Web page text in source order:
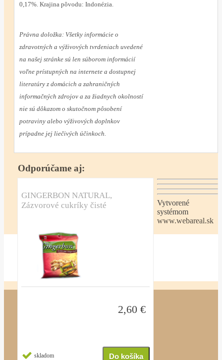
0,17%. Krajina pôvodu: Indonézia.
Právna doložka: Všetky informácie o
zdravotných a výživových tvrdeniach uvedené
na našej stránke sú len súborom informácií
voľne prístupných na internete a dostupnej
literatúry z domácich a zahraničných
informačných zdrojov a za žiadnych okolností
nie sú dôkazom o skutočnom pôsobení
potraviny alebo výživových doplnkov
prípadne jej liečivých účinkoch.
Odporúčame aj:
GINGERBON NATURAL,
Zázvorové cukríky čisté
2,60 €
skladom
Vytvorené
systémom
www.webareal.sk